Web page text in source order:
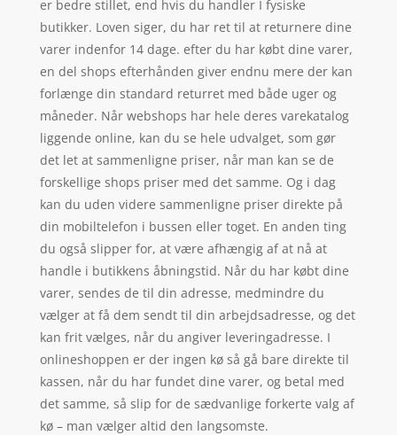
er bedre stillet, end hvis du handler I fysiske
butikker. Loven siger, du har ret til at returnere dine
varer indenfor 14 dage. efter du har købt dine varer,
en del shops efterhånden giver endnu mere der kan
forlænge din standard returret med både uger og
måneder. Når webshops har hele deres varekatalog
liggende online, kan du se hele udvalget, som gør
det let at sammenligne priser, når man kan se de
forskellige shops priser med det samme. Og i dag
kan du uden videre sammenligne priser direkte på
din mobiltelefon i bussen eller toget. En anden ting
du også slipper for, at være afhængig af at nå at
handle i butikkens åbningstid. Når du har købt dine
varer, sendes de til din adresse, medmindre du
vælger at få dem sendt til din arbejdsadresse, og det
kan frit vælges, når du angiver leveringadresse. I
onlineshoppen er der ingen kø så gå bare direkte til
kassen, når du har fundet dine varer, og betal med
det samme, så slip for de sædvanlige forkerte valg af
kø – man vælger altid den langsomste.